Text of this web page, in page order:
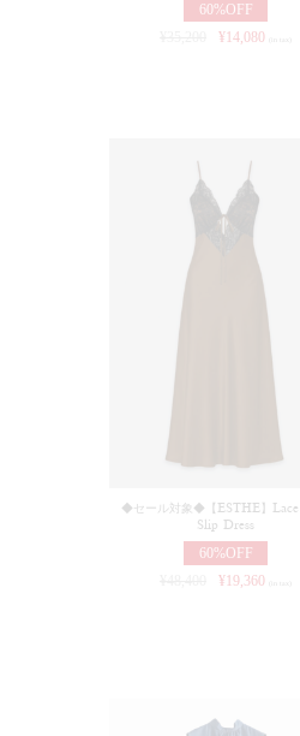
60%OFF
¥14,080 (in tax)
◆セール対象◆【ESTHE】Lace
Slip Dress
60%OFF
¥19,360 (in tax)